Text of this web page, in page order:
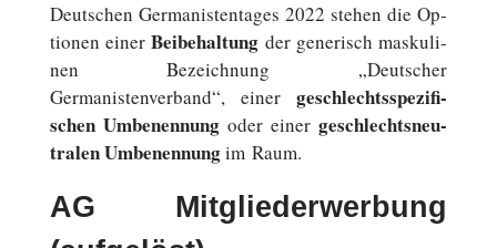
Deutschen Ger­ma­nis­ten­ta­ges 2022 stehen die Op­
tio­nen einerBei­be­hal­tung der ge­ne­risch mas­ku­li­
nen Be­zeich­nung „Deutscher
Germanistenverband“, einerge­schlechts­spe­zi­fi­
schen Um­be­nen­nungoder einerge­schlechts­neu­
tra­len Um­be­nen­nungim Raum.
AG Mitgliederwerbung